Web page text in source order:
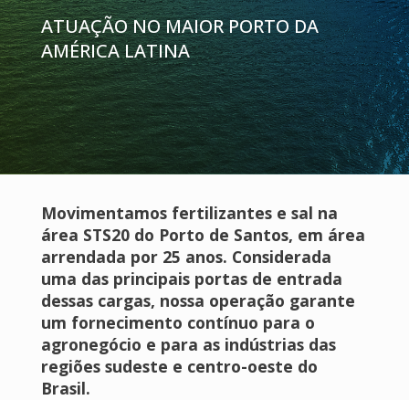
ATUAÇÃO NO MAIOR PORTO DA
AMÉRICA LATINA
Movimentamos fertilizantes e sal na
área STS20 do Porto de Santos, em área
arrendada por 25 anos. Considerada
uma das principais portas de entrada
dessas cargas, nossa operação garante
um fornecimento contínuo para o
agronegócio e para as indústrias das
regiões sudeste e centro-oeste do
Brasil.